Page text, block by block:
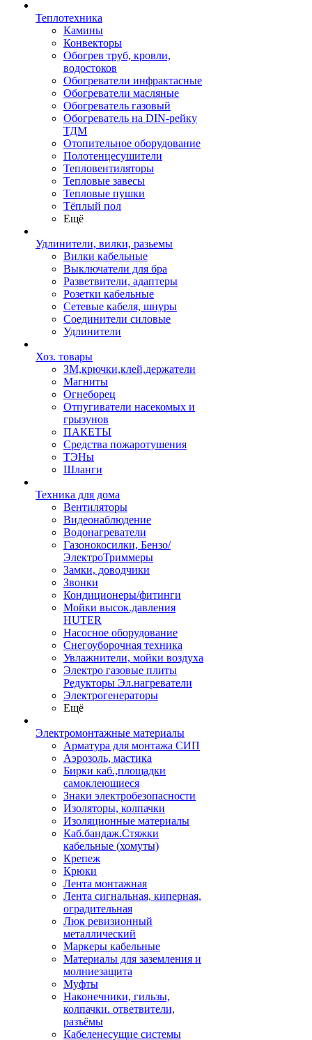
Теплотехника
Камины
Конвекторы
Обогрев труб, кровли,
водостоков
Обогреватели инфрактасные
Обогреватели масляные
Обогреватель газовый
Обогреватель на DIN-рейку
ТДМ
Отопительное оборудование
Полотенцесушители
Тепловентиляторы
Тепловые завесы
Тепловые пушки
Тёплый пол
Ещё
Удлинители, вилки, разьемы
Вилки кабельные
Выключатели для бра
Разветвители, адаптеры
Розетки кабельные
Сетевые кабеля, шнуры
Соединители силовые
Удлинители
Хоз. товары
ЗМ,крючки,клей,держатели
Магниты
Огнеборец
Отпугиватели насекомых и
грызунов
ПАКЕТЫ
Средства пожаротушения
ТЭНы
Шланги
Техника для дома
Вентиляторы
Видеонаблюдение
Водонагреватели
Газонокосилки, Бензо/
ЭлектроТриммеры
Замки, доводчики
Звонки
Кондиционеры/фитинги
Мойки высок.давления
HUTER
Насосное оборудование
Снегоуборочная техника
Увлажнители, мойки воздуха
Электро газовые плиты
Редукторы Эл.нагреватели
Электрогенераторы
Ещё
Электромонтажные материалы
Арматура для монтажа СИП
Аэрозоль, мастика
Бирки каб.,площадки
самоклеющиеся
Знаки электробезопасности
Изоляторы, колпачки
Изоляционные материалы
Каб.бандаж.Стяжки
кабельные (хомуты)
Крепеж
Крюки
Лента монтажная
Лента сигнальная, киперная,
оградительная
Люк ревизионный
металлический
Маркеры кабельные
Материалы для заземления и
молниезащита
Муфты
Наконечники, гильзы,
колпачки. ответвители,
разъёмы
Кабеленесущие системы